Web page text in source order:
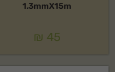
1.3mmX15m
₪ 45